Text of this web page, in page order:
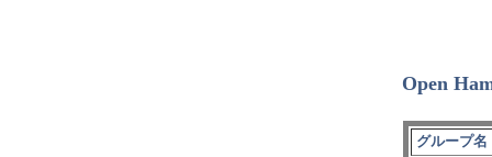
Open
グループ